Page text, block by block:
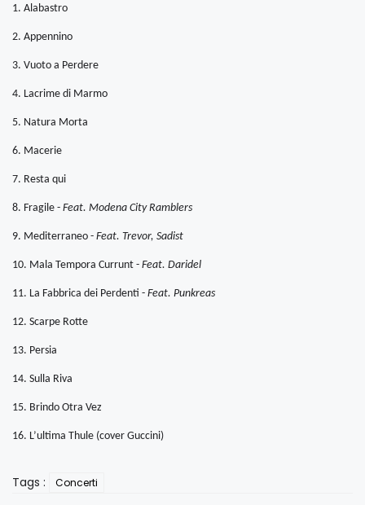
1. Alabastro
2. Appennino
3. Vuoto a Perdere
4. Lacrime di Marmo
5. Natura Morta
6. Macerie
7. Resta qui
8. Fragile - Feat. Modena City Ramblers
9. Mediterraneo - Feat. Trevor, Sadist
10. Mala Tempora Currunt - Feat. Daridel
11. La Fabbrica dei Perdenti - Feat. Punkreas
12. Scarpe Rotte
13. Persia
14. Sulla Riva
15. Brindo Otra Vez
16. L’ultima Thule (cover Guccini)
Tags : Concerti